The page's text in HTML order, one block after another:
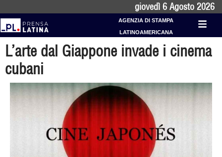
giovedì 6 Agosto 2026
AGENZIA DI STAMPA
LATINOAMERICANA
L’arte dal Giappone invade i cinema
cubani